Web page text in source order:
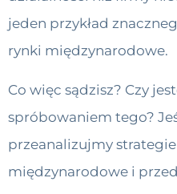
jeden przykład
rynki międzynarodowe.
Co więc sądzisz? Czy
spróbowaniem tego?
przeanalizujmy
międzynarodowe i